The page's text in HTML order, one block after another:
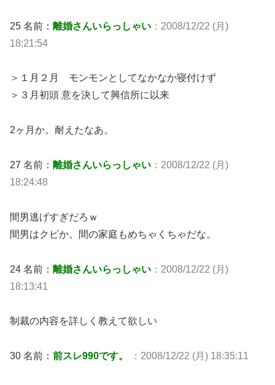
25 名前： 離婚さんいらっしゃい ：2008/12/22 (月)
18:21:54
＞１月２月 モンモンとしてなかなか寝付けず
＞３月初頭 意を決して興信所に以来
2ヶ月か。耐えたなあ。
27 名前： 離婚さんいらっしゃい ：2008/12/22 (月)
18:24:48
間男逃げすぎだろｗ
間男はクビか。間の家庭もめちゃくちゃだな。
24 名前： 離婚さんいらっしゃい ：2008/12/22 (月)
18:13:41
制裁の内容を詳しく教えて欲しい
30 名前： 前スレ990です。 ：2008/12/22 (月) 18:35:11